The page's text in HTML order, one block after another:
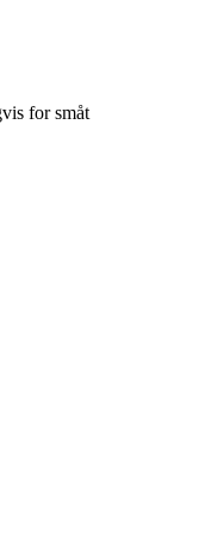
for småt